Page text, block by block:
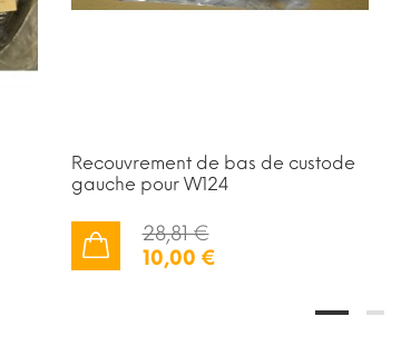
Recouvrement de bas de custode
gauche pour W124
28,81 €
10,00 €